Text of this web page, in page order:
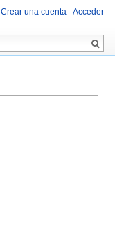
Crear una cuenta Acceder